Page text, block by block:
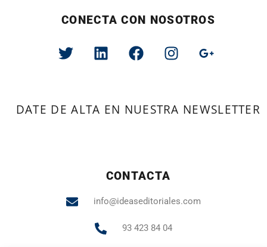
CONECTA CON NOSOTROS
DATE DE ALTA EN NUESTRA NEWSLETTER
CONTACTA
info@ideaseditoriales.com
93 423 84 04